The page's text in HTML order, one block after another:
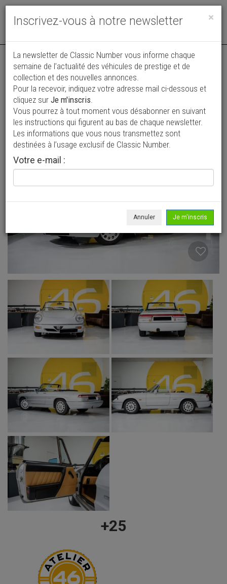
Toggle
Annonce actualisée le 22/07/2026 ( il y a 16 jours )
VENDUE Alfa Roméo Spider 2.0
24 000 €
1990 Cabriolet / roadster 56 029 km
+25
×
Inscrivez-vous à notre newsletter
La newsletter de Classic Number vous informe chaque
semaine de l’actualité des véhicules de prestige et de
collection et des nouvelles annonces.
Pour la recevoir, indiquez votre adresse mail ci-dessous et
cliquez sur Je m'inscris.
Vous pourrez à tout moment vous désabonner en suivant
les instructions qui figurent au bas de chaque newsletter.
Les informations que vous nous transmettez sont
destinées à l’usage exclusif de Classic Number.
Votre e-mail :
Annuler Je m'inscris